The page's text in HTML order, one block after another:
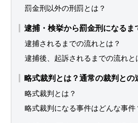
罰金刑以外の刑罰とは？
逮捕・検挙から罰金刑になるま
逮捕されるまでの流れとは？
逮捕後、起訴されるまでの流れと
略式裁判とは？通常の裁判との
略式裁判とは？
略式裁判になる事件はどんな事件